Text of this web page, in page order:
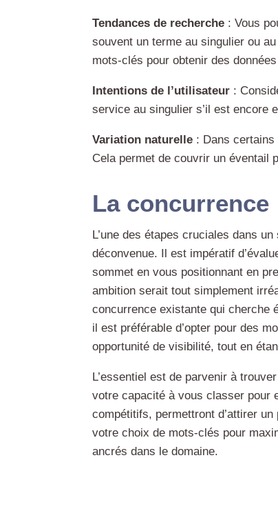
Tendances de recherche : Vous
souvent un terme au singulier ou
mots-clés pour obtenir des
Intentions de l’utilisateur :
service au singulier s’il est encore
Variation naturelle : Dans certains
Cela permet de couvrir un éventail
La concurrence
L’une des étapes cruciales dans
déconvenue. Il est impératif
sommet en vous positionnant en
ambition serait tout simplement
concurrence existante qui cherche
il est préférable d’opter pour des
opportunité de visibilité, tout en
L’essentiel est de parvenir à
votre capacité à vous classer pour
compétitifs, permettront d’attirer
votre choix de mots-clés pour
ancrés dans le domaine.